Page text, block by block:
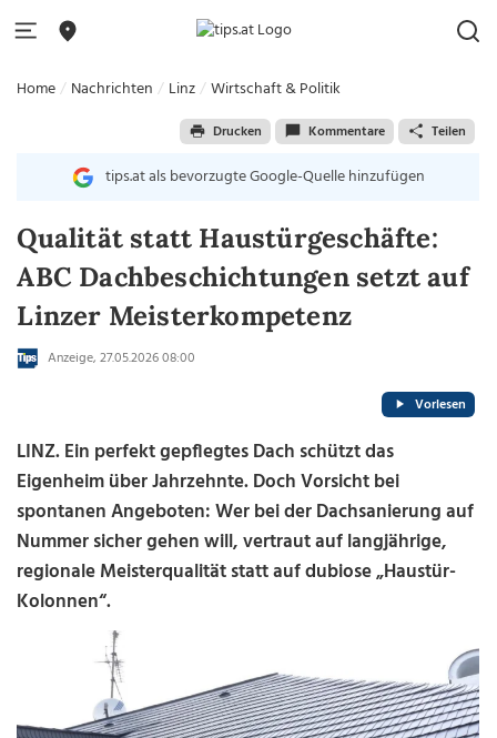
Home Nachrichten Linz Wirtschaft & Politik
Drucken Kommentare Teilen
tips.at als bevorzugte Google-Quelle hinzufügen
Qualität statt Haustürgeschäfte:
ABC Dachbeschichtungen setzt auf
Linzer Meisterkompetenz
Anzeige, 27.05.2026 08:00
Vorlesen
LINZ. Ein perfekt gepflegtes Dach schützt das
Eigenheim über Jahrzehnte. Doch Vorsicht bei
spontanen Angeboten: Wer bei der Dachsanierung auf
Nummer sicher gehen will, vertraut auf langjährige,
regionale Meisterqualität statt auf dubiose „Haustür-
Kolonnen“.